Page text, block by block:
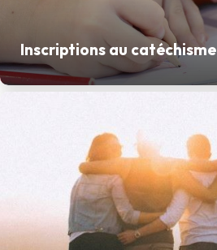
Inscriptions au catéchisme